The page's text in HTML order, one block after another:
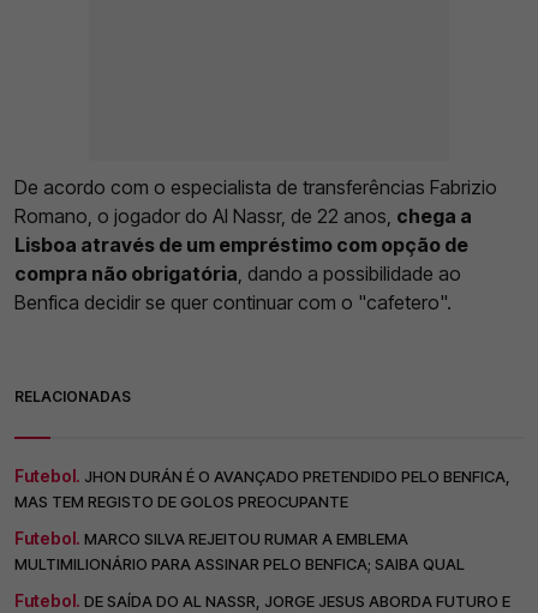
De acordo com o especialista de transferências Fabrizio
Romano, o jogador do Al Nassr, de 22 anos, chega a
Lisboa através de um empréstimo com opção de
compra não obrigatória, dando a possibilidade ao
Benfica decidir se quer continuar com o "cafetero".
RELACIONADAS
Futebol. JHON DURÁN É O AVANÇADO PRETENDIDO PELO BENFICA,
MAS TEM REGISTO DE GOLOS PREOCUPANTE
Futebol. MARCO SILVA REJEITOU RUMAR A EMBLEMA
MULTIMILIONÁRIO PARA ASSINAR PELO BENFICA; SAIBA QUAL
Futebol. DE SAÍDA DO AL NASSR, JORGE JESUS ABORDA FUTURO E